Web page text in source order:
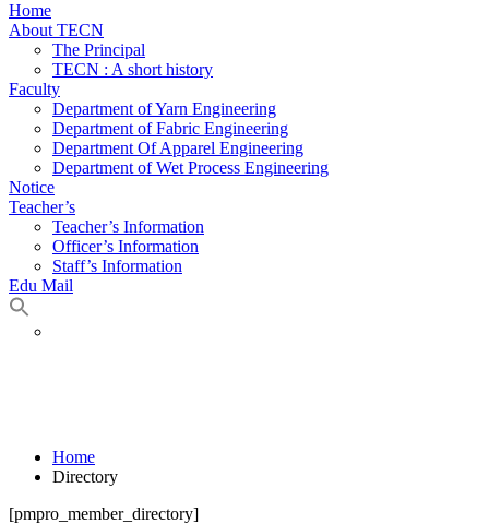
Home
About TECN
The Principal
TECN : A short history
Faculty
Department of Yarn Engineering
Department of Fabric Engineering
Department Of Apparel Engineering
Department of Wet Process Engineering
Notice
Teacher’s
Teacher’s Information
Officer’s Information
Staff’s Information
Edu Mail
Home
Directory
[pmpro_member_directory]